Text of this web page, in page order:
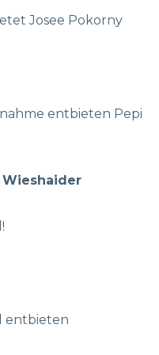
Josee Pokorny
entbieten Pepi
Wieshaider
entbieten